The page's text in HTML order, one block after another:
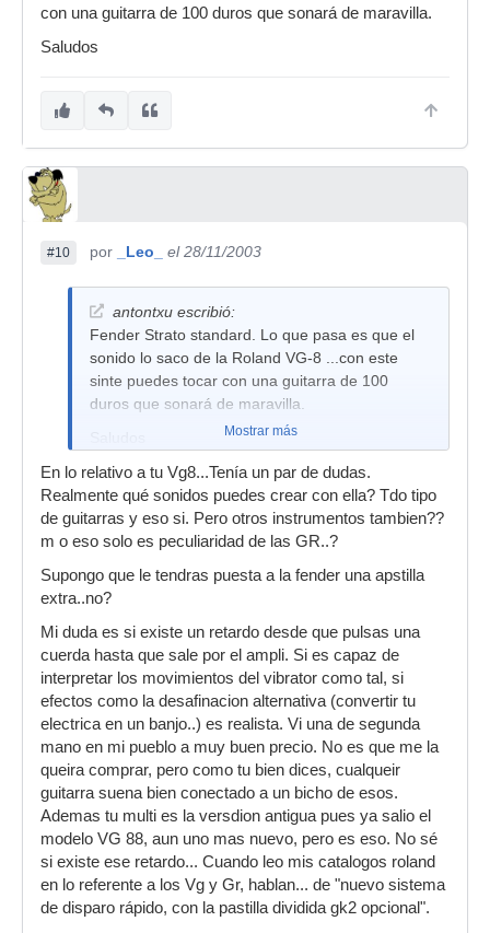
con una guitarra de 100 duros que sonará de maravilla.
Saludos
#10 por _Leo_ el 28/11/2003
antontxu escribió:
Fender Strato standard. Lo que pasa es que el
sonido lo saco de la Roland VG-8 ...con este
sinte puedes tocar con una guitarra de 100
duros que sonará de maravilla.
Mostrar más
En lo relativo a tu Vg8...Tenía un par de dudas.
Realmente qué sonidos puedes crear con ella? Tdo tipo
de guitarras y eso si. Pero otros instrumentos tambien??
m o eso solo es peculiaridad de las GR..?
Supongo que le tendras puesta a la fender una apstilla
extra..no?
Mi duda es si existe un retardo desde que pulsas una
cuerda hasta que sale por el ampli. Si es capaz de
interpretar los movimientos del vibrator como tal, si
efectos como la desafinacion alternativa (convertir tu
electrica en un banjo..) es realista. Vi una de segunda
mano en mi pueblo a muy buen precio. No es que me la
queira comprar, pero como tu bien dices, cualqueir
guitarra suena bien conectado a un bicho de esos.
Ademas tu multi es la versdion antigua pues ya salio el
modelo VG 88, aun uno mas nuevo, pero es eso. No sé
si existe ese retardo... Cuando leo mis catalogos roland
en lo referente a los Vg y Gr, hablan... de "nuevo sistema
de disparo rápido, con la pastilla dividida gk2 opcional".